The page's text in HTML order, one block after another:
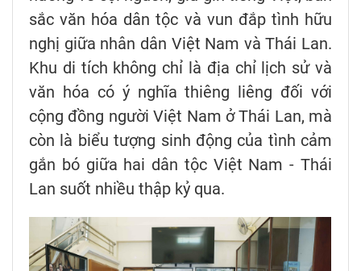
sắc văn hóa dân tộc và vun đắp tình hữu
nghị giữa nhân dân Việt Nam và Thái Lan.
Khu di tích không chỉ là địa chỉ lịch sử và
văn hóa có ý nghĩa thiêng liêng đối với
cộng đồng người Việt Nam ở Thái Lan, mà
còn là biểu tượng sinh động của tình cảm
gắn bó giữa hai dân tộc Việt Nam - Thái
Lan suốt nhiều thập kỷ qua.